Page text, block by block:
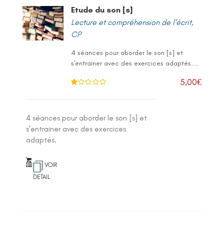
Etude du son [s]
Lecture et compréhension de l'écrit,
CP
4 séances pour aborder le son [s] et
s'entrainer avec des exercices adaptés....
0
su
5,00€
4 séances pour aborder le son [s] et
s'entrainer avec des exercices
adaptés.
VOIR
DETAIL